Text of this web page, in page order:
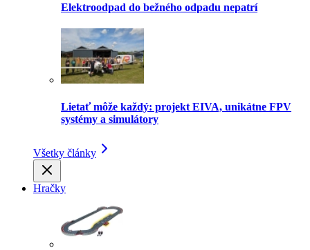
Elektroodpad do bežného odpadu nepatrí
Lietať môže každý: projekt EIVA, unikátne FPV
systémy a simulátory
Všetky články
Hračky